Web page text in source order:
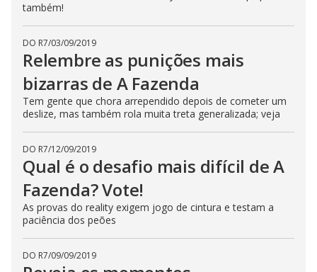
também!
DO R7/03/09/2019
Relembre as punições mais
bizarras de A Fazenda
Tem gente que chora arrependido depois de cometer um
deslize, mas também rola muita treta generalizada; veja
DO R7/12/09/2019
Qual é o desafio mais difícil de A
Fazenda? Vote!
As provas do reality exigem jogo de cintura e testam a
paciência dos peões
DO R7/09/09/2019